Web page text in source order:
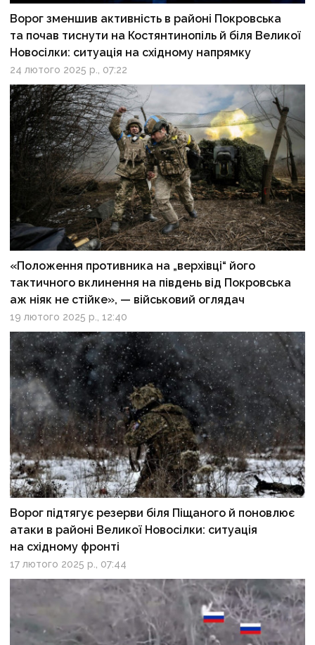
Ворог зменшив активність в районі Покровська
та почав тиснути на Костянтинопіль й біля Великої
Новосілки: ситуація на східному напрямку
24 лютого 2025 р., 07:22
«Положення противника на „верхівці“ його
тактичного вклинення на південь від Покровська
аж ніяк не стійке», — військовий оглядач
19 лютого 2025 р., 12:40
Ворог підтягує резерви біля Піщаного й поновлює
атаки в районі Великої Новосілки: ситуація
на східному фронті
17 лютого 2025 р., 07:44